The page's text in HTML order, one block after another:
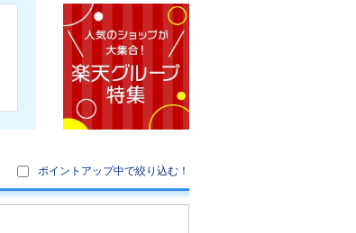
ポイントアップ中で絞り込む！